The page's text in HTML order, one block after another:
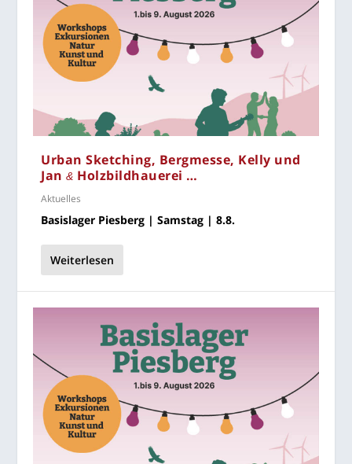
Urban Sket­ching, Berg­mes­se, Kel­ly und
Jan& Holzbildhauerei …
Aktuelles
Basis­la­ger Pies­berg | Sams­tag | 8.8.
Weiterlesen